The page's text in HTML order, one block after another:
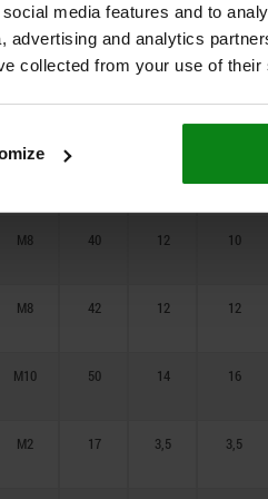
media features and to
and analytics
collected from your use of
M4 24 8 5
M6 28 8 6
M8 40 12 10
M8 42 12 12
M10 50 14 16
M2 17 3,5 3,5